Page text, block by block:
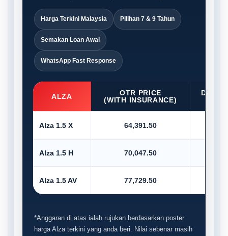
Harga Terkini Malaysia Pilihan 7 & 9 Tahun
Semakan Loan Awal
WhatsApp Fast Response
ALZA
OTR PRICE
(WITH INSURANCE)
D/
Alza 1.5 X 64,391.50
Alza 1.5 H 70,047.50
Alza 1.5 AV 77,729.50
*Anggaran di atas ialah rujukan berdasarkan poster
harga Alza terkini yang anda beri. Nilai sebenar masih